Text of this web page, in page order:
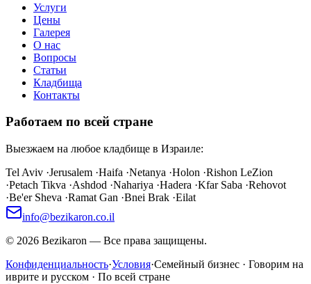
Услуги
Цены
Галерея
О нас
Вопросы
Статьи
Кладбища
Контакты
Работаем по всей стране
Выезжаем на любое кладбище в Израиле:
Tel Aviv ·Jerusalem ·Haifa ·Netanya ·Holon ·Rishon LeZion
·Petach Tikva ·Ashdod ·Nahariya ·Hadera ·Kfar Saba ·Rehovot
·Be'er Sheva ·Ramat Gan ·Bnei Brak ·Eilat
info@bezikaron.co.il
© 2026 Bezikaron — Все права защищены.
Конфиденциальность·Условия·Семейный бизнес · Говорим на
иврите и русском · По всей стране